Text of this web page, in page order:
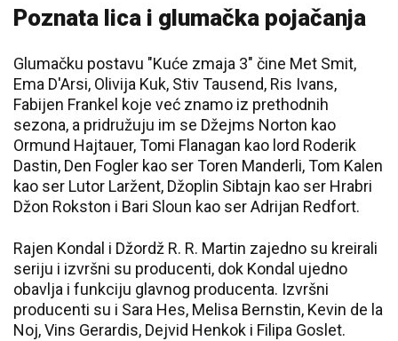
Poznata lica i glumačka pojačanja
Glumačku postavu "Kuće zmaja 3" čine Met Smit,
Ema D'Arsi, Olivija Kuk, Stiv Tausend, Ris Ivans,
Fabijen Frankel koje već znamo iz prethodnih
sezona, a pridružuju im se Džejms Norton kao
Ormund Hajtauer, Tomi Flanagan kao lord Roderik
Dastin, Den Fogler kao ser Toren Manderli, Tom Kalen
kao ser Lutor Laržent, Džoplin Sibtajn kao ser Hrabri
Džon Rokston i Bari Sloun kao ser Adrijan Redfort.
Rajen Kondal i Džordž R. R. Martin zajedno su kreirali
seriju i izvršni su producenti, dok Kondal ujedno
obavlja i funkciju glavnog producenta. Izvršni
producenti su i Sara Hes, Melisa Bernstin, Kevin de la
Noj, Vins Gerardis, Dejvid Henkok i Filipa Goslet.